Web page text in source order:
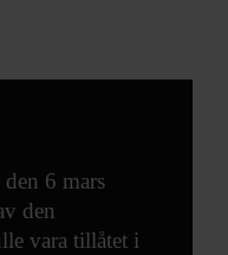
6 mars
den
vara tillåtet i